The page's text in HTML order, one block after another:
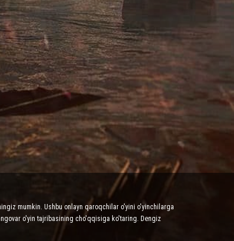
mumkin. Ushbu onlayn qaroqchilar o'yini o'yinchilarga
o'yin tajribasining cho'qqisiga ko'taring. Dengiz